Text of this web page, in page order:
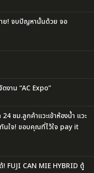
าย! จบปัญหานั้นด้วย จอ
งาน “AC Expo”
ชม.ลูกค้าแวะเข้าห้องน้ำ แวะ
ใจ! ขอบคุณที่ไว้ใจ pay it
FUJI CAN MIE HYBRID ตู้